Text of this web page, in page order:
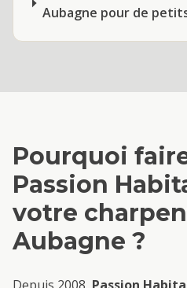
Aubagne pour de
Pourquoi
Passion
votre
Aubagne ?